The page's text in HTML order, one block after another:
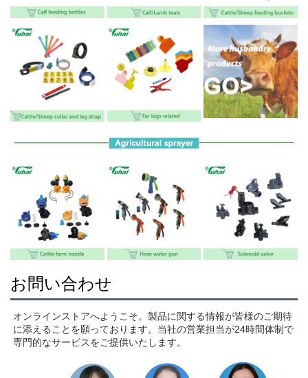
お問い合わせ
オンラインストアへようこそ。製品に関する情報が皆様のご期待
に添えることを願っております。当社の営業担当が24時間体制で
専門的なサービスをご提供いたします。